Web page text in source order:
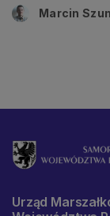
Marcin
Urząd